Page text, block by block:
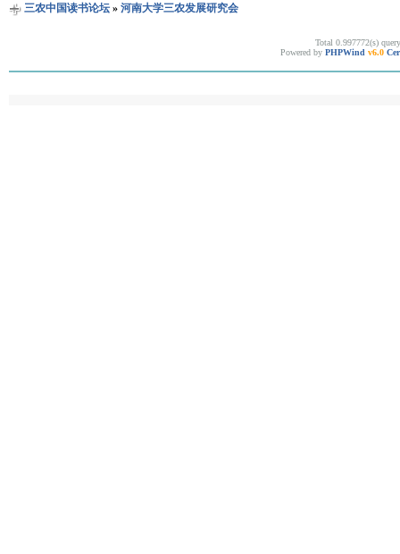
三农中国读书论坛» 河南大学三农发展研究会
Total 0.997772(s)
Powered by PHPWind v6.0